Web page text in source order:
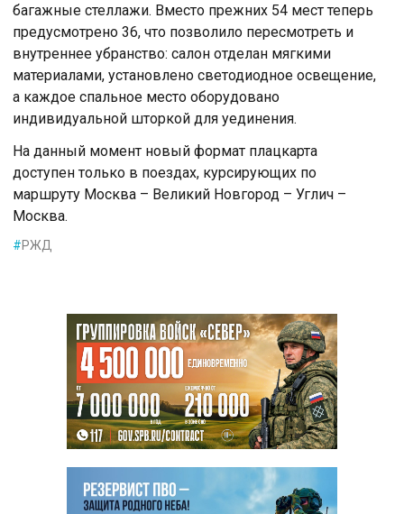
багажные стеллажи. Вместо прежних 54 мест теперь
предусмотрено 36, что позволило пересмотреть и
внутреннее убранство: салон отделан мягкими
материалами, установлено светодиодное освещение,
а каждое спальное место оборудовано
индивидуальной шторкой для уединения.
На данный момент новый формат плацкарта
доступен только в поездах, курсирующих по
маршруту Москва – Великий Новгород – Углич –
Москва.
#РЖД